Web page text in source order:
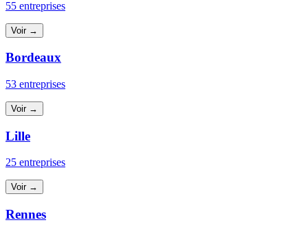
55 entreprises
Voir →
Bordeaux
53 entreprises
Voir →
Lille
25 entreprises
Voir →
Rennes